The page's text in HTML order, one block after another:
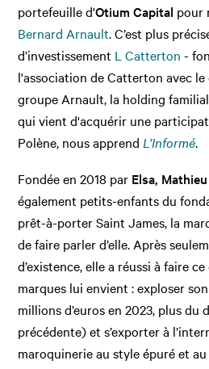
portefeuille d'Otium Capital pour
Bernard Arnault. C’est plus
d’investissement L Catterton -
l'association de Catterton avec
groupe Arnault, la holding
qui vient d'acquérir une
Polène, nous apprend L’Informé.
Fondée en 2018 par Elsa,
également petits-enfants du
prêt-à-porter Saint James, la
de faire parler d’elle. Après
d’existence, elle a réussi à faire
marques lui envient : exploser
millions d’euros en 2023, plus du
précédente) et s’exporter à
maroquinerie au style épuré et